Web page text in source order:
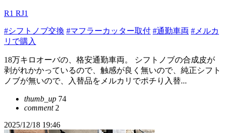
R1 RJ1
#シフトノブ交換 #マフラーカッター取付 #通勤車両 #メルカ
リで購入
18万キロオーバの、格安通勤車両。 シフトノブの合成皮が
剥がれかかっているので、触感が良く無いので、純正シフト
ノブが無いので、入替品をメルカリでポチり入替...
thumb_up 74
comment2
2025/12/18 19:46